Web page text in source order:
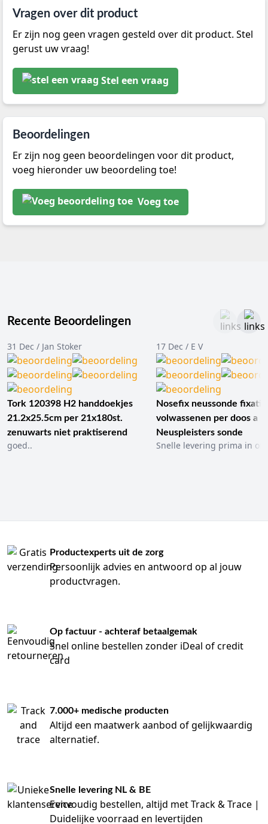
Vragen over dit product
Er zijn nog geen vragen gesteld over dit product. Stel
gerust uw vraag!
Stel een vraag
Beoordelingen
Er zijn nog geen beoordelingen voor dit product,
voeg hieronder uw beoordeling toe!
Voeg toe
Recente Beoordelingen
31 Dec / Jan Stoker
Tork 120398 H2 handdoekjes
21.2x25.5cm per 21x180st.
zenuwarts niet praktiserend
goed..
17 Dec / E V
Nosefix neussonde
volwassenen per doos a
Neuspleisters sonde
Snelle levering prima in
Productexperts uit de zorg
Persoonlijk advies en antwoord op al jouw
productvragen.
Op factuur - achteraf betaalgemak
Snel online bestellen zonder iDeal of credit
card
7.000+ medische producten
Altijd een maatwerk aanbod of gelijkwaardig
alternatief.
Snelle levering NL & BE
Eenvoudig bestellen, altijd met Track & Trace |
Duidelijke voorraad en levertijden